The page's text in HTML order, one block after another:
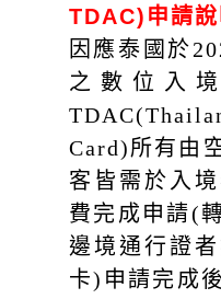
TDAC)申請說
因應泰國於
之數位入
Card)所有由
客皆需於入
費完成申請(
邊境通行證
卡)申請完成